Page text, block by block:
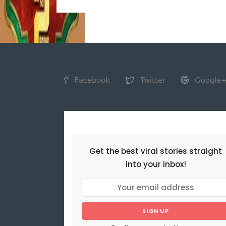
Facebook Twitter Google+
Get the best viral stories straight
into your inbox!
SIGN UP